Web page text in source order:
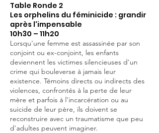
Table Ronde 2
Les orphelins du féminicide : grandir
après l'impensable
10h30 – 11h20
Lorsqu'une femme est assassinée par son
conjoint ou ex-conjoint, les enfants
deviennent les victimes silencieuses d'un
crime qui bouleverse à jamais leur
existence. Témoins directs ou indirects des
violences, confrontés à la perte de leur
mère et parfois à l'incarcération ou au
suicide de leur père, ils doivent se
reconstruire avec un traumatisme que peu
d'adultes peuvent imaginer.